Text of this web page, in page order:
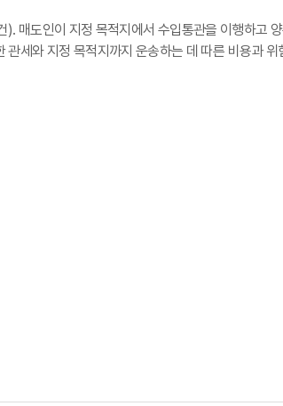
매도인이 지정 목적지에서 수입통관을 이행하고
관세와 지정 목적지까지 운송하는 데 따른 비용과